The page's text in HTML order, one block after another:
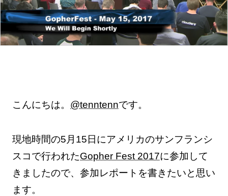
こんにちは。 @tenntennです。
現地時間の5月15日にアメリカのサンフランシ
スコで行われたGopher Fest 2017に参加して
きましたので、参加レポートを書きたいと思い
ます。